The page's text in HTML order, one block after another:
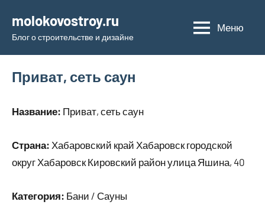
содержимому
molokovostroy.ru
Блог о строительстве и дизайне
Меню
Приват, сеть саун
Название: Приват, сеть саун
Страна: Хабаровский край Хабаровск городской
округ Хабаровск Кировский район улица Яшина, 40
Категория: Бани / Сауны